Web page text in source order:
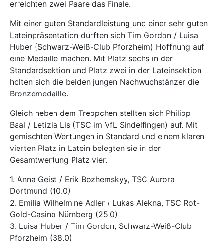
erreichten zwei Paare das Finale.
Mit einer guten Standardleistung und einer sehr guten
Lateinpräsentation durften sich Tim Gordon / Luisa
Huber (Schwarz-Weiß-Club Pforzheim) Hoffnung auf
eine Medaille machen. Mit Platz sechs in der
Standardsektion und Platz zwei in der Lateinsektion
holten sich die beiden jungen Nachwuchstänzer die
Bronzemedaille.
Gleich neben dem Treppchen stellten sich Philipp
Baal / Letizia Lis (TSC im VfL Sindelfingen) auf. Mit
gemischten Wertungen in Standard und einem klaren
vierten Platz in Latein belegten sie in der
Gesamtwertung Platz vier.
1. Anna Geist / Erik Bozhemskyy, TSC Aurora
Dortmund (10.0)
2. Emilia Wilhelmine Adler / Lukas Alekna, TSC Rot-
Gold-Casino Nürnberg (25.0)
3. Luisa Huber / Tim Gordon, Schwarz-Weiß-Club
Pforzheim (38.0)